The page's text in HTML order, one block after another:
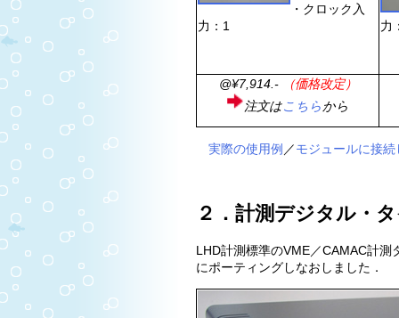
・クロック入
力：1
力
@¥7,914.-
（価格改定）
注文はこちらから
実際の使用例 ／モジュールに接続
２．計測デジタル・
LHD計測標準のVME／CAMAC計
にポーティングしなおしました．